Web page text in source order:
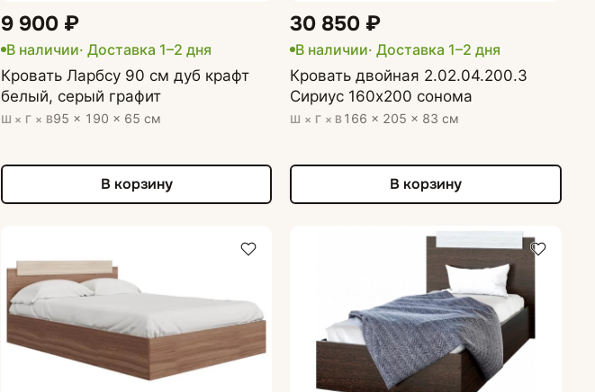
9 900 ₽
В наличии· Доставка 1–2 дня
Кровать Ларбсу 90 см дуб крафт
белый, серый графит
Ш × Г × В95 × 190 × 65 см
В корзину
30 850 ₽
В наличии· Доставка 1–2 дня
Кровать двойная 2.02.04.200.3
Сириус 160х200 сонома
Ш × Г × В 166 × 205 × 83 см
В корзину